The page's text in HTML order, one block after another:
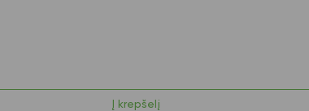
Į krepšelį